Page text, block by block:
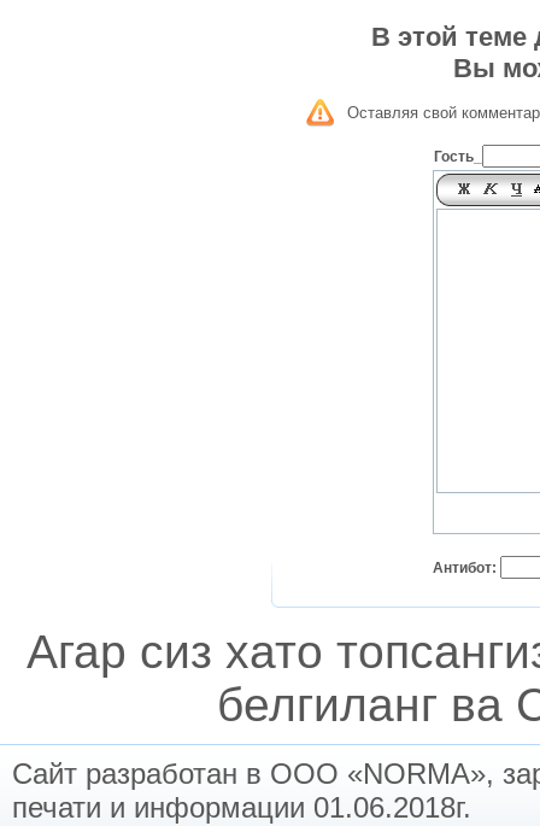
В этой теме
Вы
Оставляя свой
Гость_
Антибот:
Агар сиз хато
белгиланг ва
Сайт разработан в ООО «NORMA»,
печати и информации 01.06.2018г.